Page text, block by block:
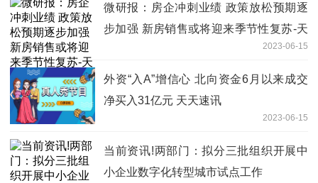
微研报：房企冲刺业绩 政策放松预期逐
步加强 新房销售或将迎来季节性复苏-天
2023-06-15
外资“入A”增信心 北向资金6月以来成交
净买入31亿元 天天速讯
2023-06-15
当前资讯!两部门：拟分三批组织开展中
小企业数字化转型城市试点工作